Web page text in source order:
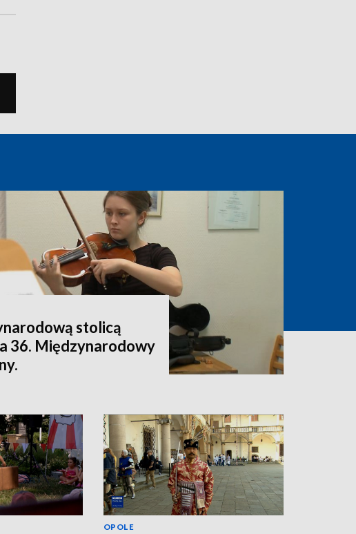
stolicą
36. Międzynarodowy
OPOLE